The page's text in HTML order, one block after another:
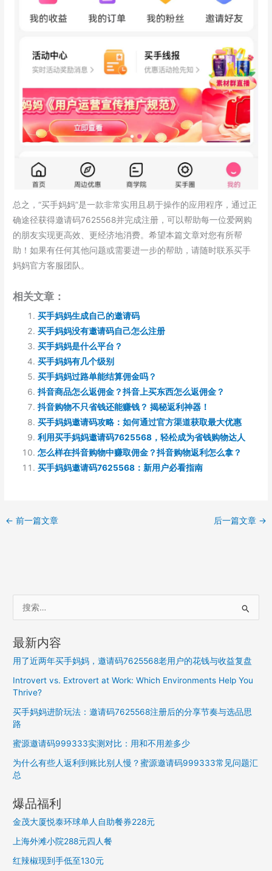
总之，“买手妈妈”是一款非常实用且易于操作的应用程序，通过正
确途径获得邀请码7625568并完成注册，可以帮助每一位爱网购
的朋友实现更高效、更经济地消费。希望本篇文章对您有所帮
助！如果有任何其他问题或需要进一步的帮助，请随时联系买手
妈妈官方客服团队。
相关文章：
买手妈妈生成自己的邀请码
买手妈妈没有邀请码自己怎么注册
买手妈妈是什么平台？
买手妈妈有几个级别
买手妈妈过路单能结算佣金吗？
抖音商品怎么返佣金？抖音上买东西怎么返佣金？
抖音购物不只省钱还能赚钱？ 揭秘返利神器！
买手妈妈邀请码攻略：如何通过官方渠道获取最大优惠
利用买手妈妈邀请码7625568，轻松成为省钱购物达人
怎么样在抖音购物中赚取佣金？抖音购物返利怎么拿？
买手妈妈邀请码7625568：新用户必看指南
← 前一篇文章 后一篇文章 →
索
：
最新内容
用了近两年买手妈妈，邀请码7625568老用户的花钱与收益复盘
Introvert vs. Extrovert at Work: Which Environments Help You
Thrive?
买手妈妈进阶玩法：邀请码7625568注册后的分享节奏与选品思
路
蜜源邀请码999333实测对比：用和不用差多少
为什么有些人返利到账比别人慢？蜜源邀请码999333常见问题汇
总
爆品福利
金茂大厦悦泰环球单人自助餐券228元
上海外滩小院288元四人餐
红辣椒现到手低至130元